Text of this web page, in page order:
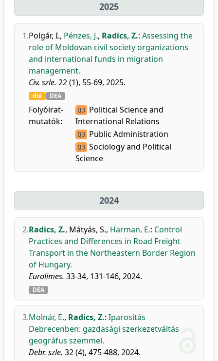
2025
1.Polgár, I., Pénzes, J., Radics, Z.: Assessing the
role of Moldovan civil society organizations
and international funds in migration
management.
Civ. szle. 22 (1), 55-69, 2025.
doi DEA
Folyóirat-
mutatók:
Q3 Political Science and
International Relations
Q3 Public Administration
Q3 Sociology and Political
Science
2024
2.Radics, Z., Mátyás, S., Harman, E.: Control
Practices and Differences in Road Freight
Transport in the Northeastern Border Region
of Hungary.
Eurolimes. 33-34, 131-146, 2024.
DEA
3.Molnár, E., Radics, Z.: Iparosítás
Debrecenben: gazdasági szerkezetváltás
geográfus szemmel.
Debr. szle. 32 (4), 475-488, 2024.